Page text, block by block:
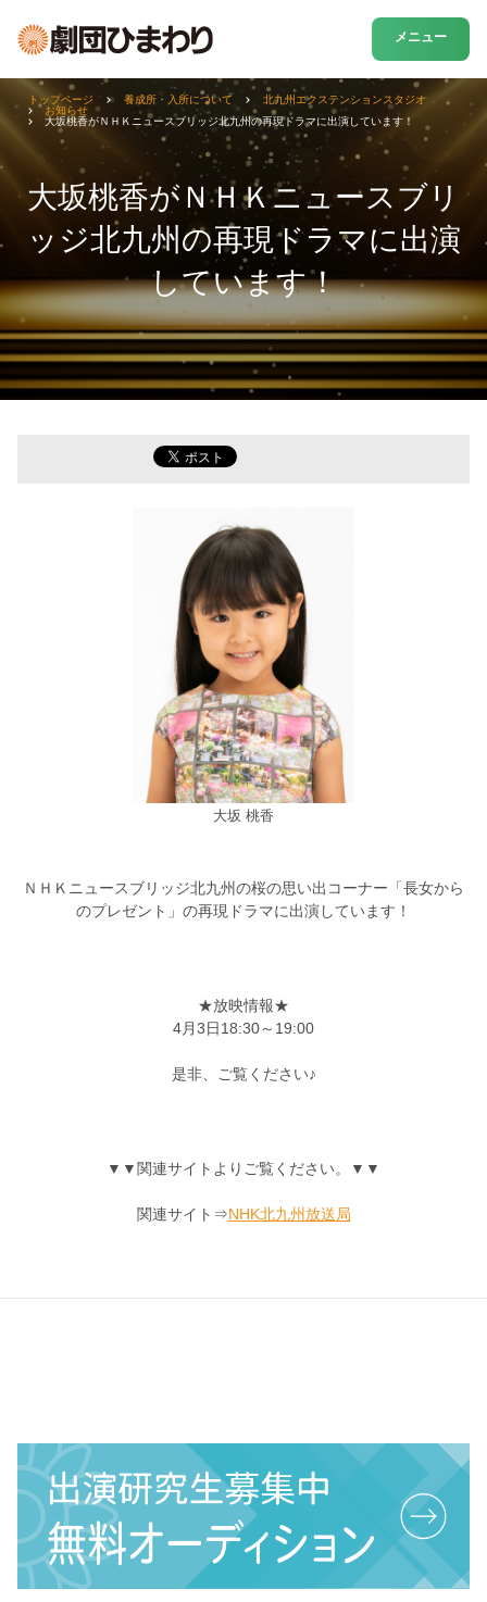
メニュー
大坂桃香がＮＨＫニュースブリ
ッジ北九州の再現ドラマに出演
しています！
トップページ 養成所・入所について
北九州エクステンションスタジオ
お知らせ
大坂桃香がＮＨＫニュースブリッジ北九州の再現ドラマに出演しています！
大坂 桃香
ＮＨＫニュースブリッジ北九州の桜の思い出コーナー「長女から
のプレゼント」の再現ドラマに出演しています！
★放映情報★
4月3日18:30～19:00
是非、ご覧ください♪
▼▼関連サイトよりご覧ください。▼▼
関連サイト⇒NHK北九州放送局